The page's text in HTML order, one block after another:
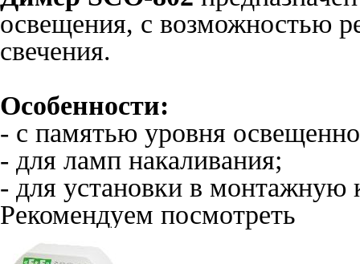
освещения, с возможностью
свечения.
Особенности:
- с памятью уровня
- для ламп накаливания;
- для установки в монтажную
Рекомендуем посмотреть